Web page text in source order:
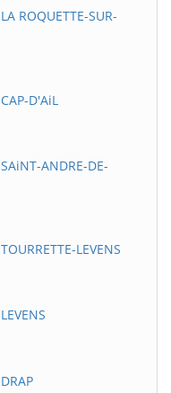
ROQUETTE-SUR-
D'AiL
ANDRE-DE-
LEVENS